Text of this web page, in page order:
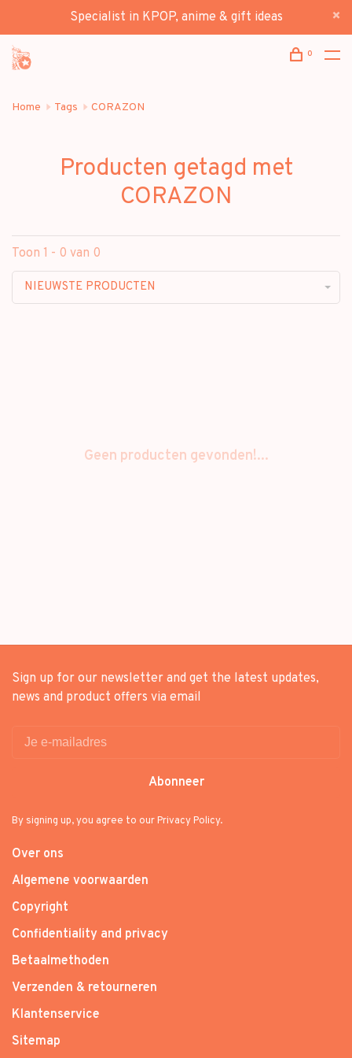
Specialist in KPOP, anime & gift ideas
0
Home Tags CORAZON
Producten getagd met
CORAZON
Toon 1 - 0 van 0
NIEUWSTE PRODUCTEN
Geen producten gevonden!...
Sign up for our newsletter and get the latest updates,
news and product offers via email
Abonneer
By signing up, you agree to our Privacy Policy.
Over ons
Algemene voorwaarden
Copyright
Confidentiality and privacy
Betaalmethoden
Verzenden & retourneren
Klantenservice
Sitemap